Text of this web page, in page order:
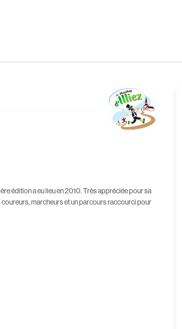
édition a eu lieu en 2010. Très appréciée pour sa
marcheurs et un parcours raccourci pour